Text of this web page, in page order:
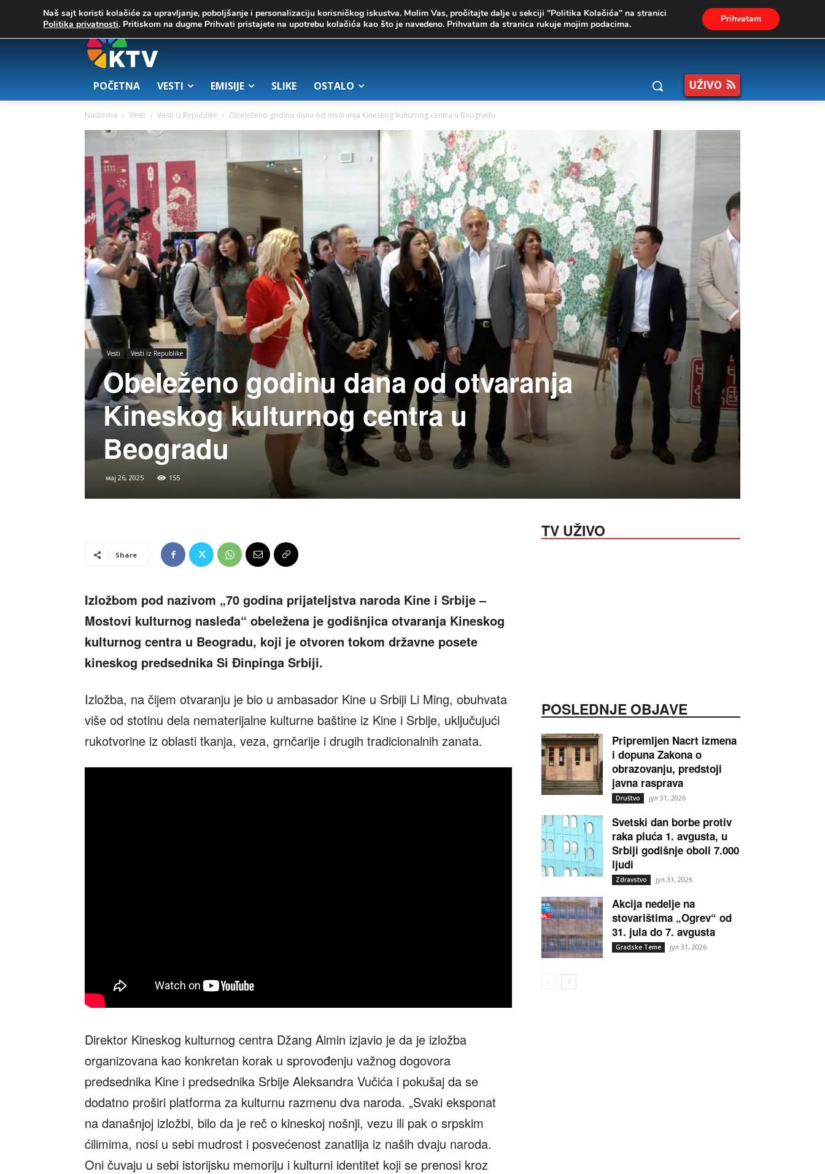
25.7 Zrenjanin 03. август 2026.
POČETNA VESTI EMISIJE SLIKE OSTALO UŽIVO
Naslovna Vesti Vesti iz Republike Obeleženo godinu dana od otvaranja Kineskog kulturnog centra u Beogradu
Vesti Vesti iz Republike
Obeleženo godinu dana od otvaranja
Kineskog kulturnog centra u
Beogradu
мај 26, 2025 155
Share
Izložbom pod nazivom „70 godina prijateljstva naroda Kine i Srbije –
Mostovi kulturnog nasleđa“ obeležena je godišnjica otvaranja Kineskog
kulturnog centra u Beogradu, koji je otvoren tokom državne posete
kineskog predsednika Si Đinpinga Srbiji.
Izložba, na čijem otvaranju je bio u ambasador Kine u Srbiji Li Ming, obuhvata
više od stotinu dela nematerijalne kulturne baštine iz Kine i Srbije, uključujući
rukotvorine iz oblasti tkanja, veza, grnčarije i drugih tradicionalnih zanata.
Direktor Kineskog kulturnog centra Džang Aimin izjavio je da je izložba
organizovana kao konkretan korak u sprovođenju važnog dogovora
predsednika Kine i predsednika Srbije Aleksandra Vučića i pokušaj da se
dodatno proširi platforma za kulturnu razmenu dva naroda. „Svaki eksponat
na današnjoj izložbi, bilo da je reč o kineskoj nošnji, vezu ili pak o srpskim
ćilimima, nosi u sebi mudrost i posvećenost zanatlija iz naših dvaju naroda.
Oni čuvaju u sebi istorijsku memoriju i kulturni identitet koji se prenosi kroz
TV UŽIVO
POSLEDNJE OBJAVE
Pripremljen Nacrt izmena
i dopuna Zakona o
obrazovanju, predstoji
javna rasprava
Društvo јул 31, 2026
Svetski dan borbe protiv
raka pluća 1. avgusta, u
Srbiji godišnje oboli 7.000
ljudi
Zdravstvo јул 31, 2026
Akcija nedelje na
stovarištima „Ogrev“ od
31. jula do 7. avgusta
Gradske Teme јул 31, 2026
Naš sajt koristi kolačiće za upravljanje, poboljšanje i personalizaciju korisničkog iskustva. Molim Vas, pročitajte dalje u sekciji "Politika Kolačića" na stranici
Politika privatnosti. Pritiskom na dugme Prihvati pristajete na upotrebu kolačića kao što je navedeno. Prihvatam da stranica rukuje mojim podacima. Prihvatam